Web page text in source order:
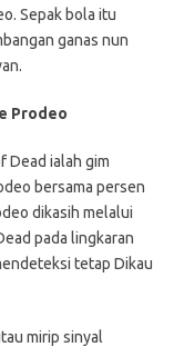
Sepak bola itu
ganas nun
Prodeo
Dead ialah gim
bersama persen
dikasih melalui
pada lingkaran
tetap Dikau
mirip sinyal